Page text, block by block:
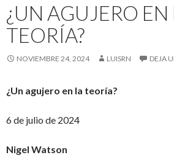
¿UN AGUJERO EN
TEORÍA?
NOVIEMBRE 24, 2024 LUISRN DEJA
¿Un agujero en la teoría?
6 de julio de 2024
Nigel Watson